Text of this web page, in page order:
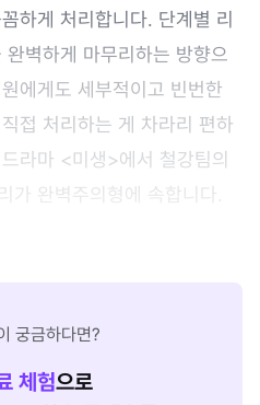
하게 처리합니다. 단계별 리
벽하게 마무리하는 방향으
에게도 세부적이고 빈번한
접 처리하는 게 차라리 편하
라마 <미생>에서 철강팀의
가 완벽주의형에 속합니다.
궁금하다면?
체험으로